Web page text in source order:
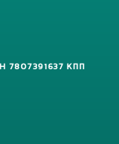
7807391637 КПП